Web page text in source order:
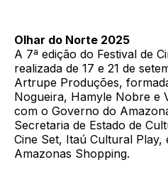
Olhar do Norte 2025
A 7ª edição do Festival de
realizada de 17 e 21 de
Artrupe Produções,
Nogueira, Hamyle Nobre e
com o Governo do
Secretaria de Estado de
Cine Set, Itaú Cultural Play,
Amazonas Shopping.